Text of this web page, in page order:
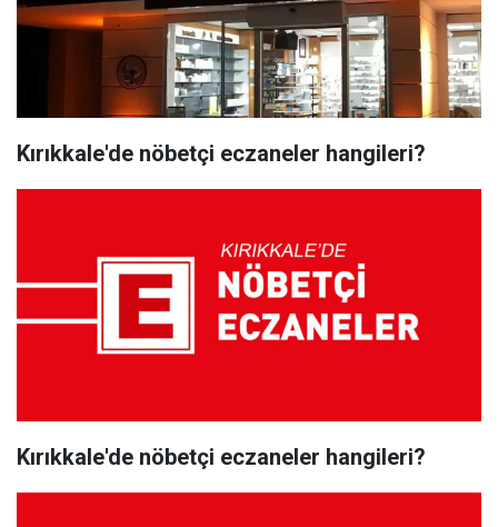
Kırıkkale'de nöbetçi eczaneler hangileri?
Kırıkkale'de nöbetçi eczaneler hangileri?